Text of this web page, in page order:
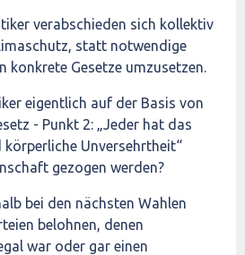
verabschieden sich kollektiv
statt notwendige
konkrete Gesetze umzusetzen.
eigentlich auf der Basis von
- Punkt 2: „Jeder hat das
körperliche Unversehrtheit“
gezogen werden?
bei den nächsten Wahlen
belohnen, denen
war oder gar einen